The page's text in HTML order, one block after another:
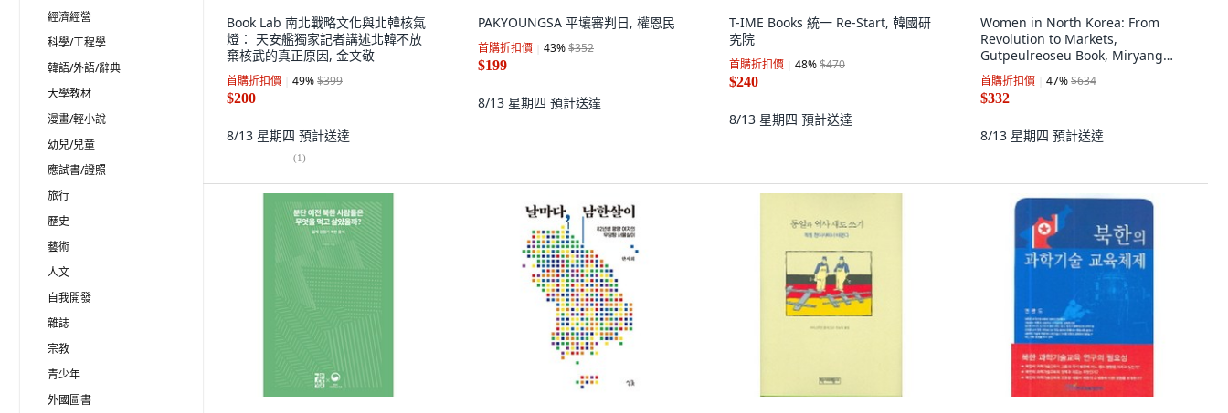
經濟經營
科學/工程學
韓語/外語/辭典
大學教材
漫畫/輕小說
幼兒/兒童
應試書/證照
旅行
歷史
藝術
人文
自我開發
雜誌
宗教
青少年
外國圖書
Book Lab 南北戰略文化與北韓核氣
燈： 天安艦獨家記者講述北韓不放
棄核武的真正原因, 金文敬
首購折扣價 49%$399
$200
8/13 星期四 預計送達
(1)
PAKYOUNGSA 平壤審判日, 權恩民
首購折扣價 43%$352
$199
8/13 星期四 預計送達
T-IME Books 統一 Re-Start, 韓國研
究院
首購折扣價 48%$470
$240
8/13 星期四 預計送達
Women in North Korea: From
Revolution to Markets,
Gutpeulreoseu Book, Miryang
Youn
首購折扣價 47%$634
$332
8/13 星期四 預計送達